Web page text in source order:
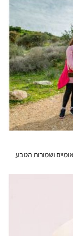
ושמורות הטבע